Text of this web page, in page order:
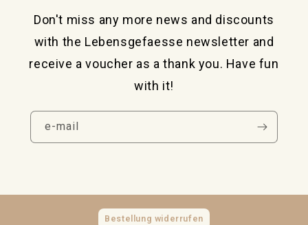
Don't miss any more news and discounts
with the Lebensgefaesse newsletter and
receive a voucher as a thank you. Have fun
with it!
e-mail
Bestellung widerrufen